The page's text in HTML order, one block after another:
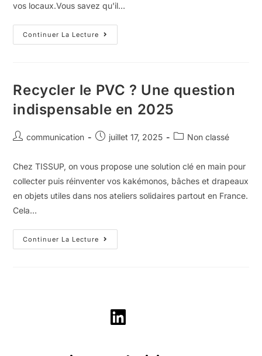
vos locaux.Vous savez qu'il…
Continuer La Lecture
Recycler le PVC ? Une question
indispensable en 2025
communication juillet 17, 2025 Non classé
Chez TISSUP, on vous propose une solution clé en main pour
collecter puis réinventer vos kakémonos, bâches et drapeaux
en objets utiles dans nos ateliers solidaires partout en France.
Cela…
Continuer La Lecture